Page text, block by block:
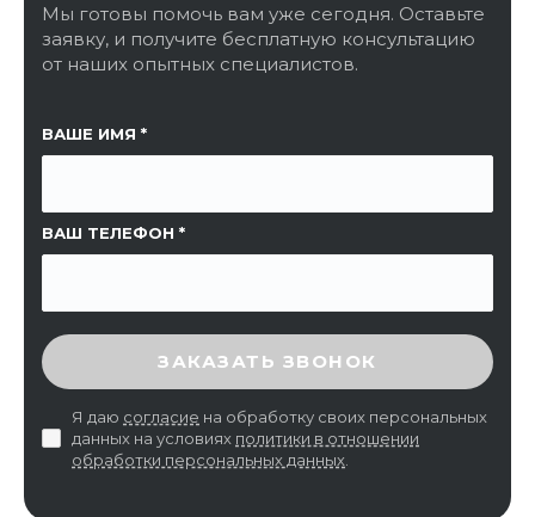
Мы готовы помочь вам уже сегодня. Оставьте
заявку, и получите бесплатную консультацию
от наших опытных специалистов.
ВАШЕ ИМЯ
ВАШ ТЕЛЕФОН
ССЫЛКА НА СТРАНИЦУ
ВВЕДИТЕ ПРОВЕРОЧНЫЙ КОД
ЗАКАЗАТЬ ЗВОНОК
Я даю согласие на обработку своих персональных
данных на условиях политики в отношении
обработки персональных данных